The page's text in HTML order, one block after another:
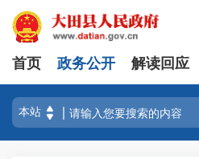
首页 政务公开 解读回应